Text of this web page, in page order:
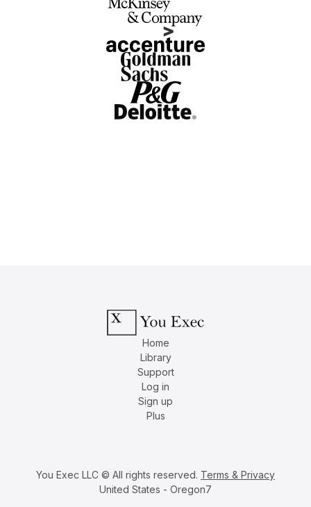
Home
Library
Support
Log in
Sign up
Plus
You Exec LLC © All rights reserved. Terms & Privacy
United States - Oregon7